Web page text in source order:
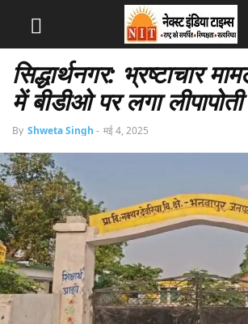
सिद्धार्थनगर: भ्रष्टाचार
में बीडीओ पर लगा
By Shweta Singh - मई 4, 2025